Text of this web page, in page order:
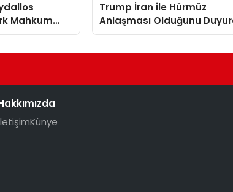
Mahkum
İddiası
Trump İran ile Hürmüz
Anlaşması Olduğunu
Künye